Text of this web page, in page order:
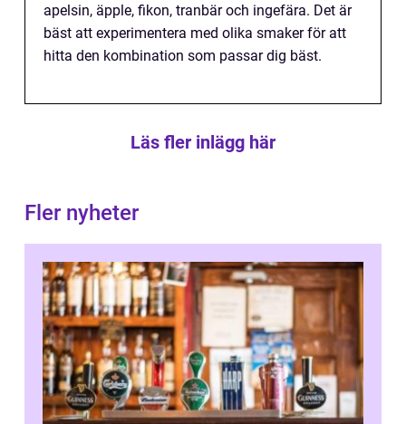
apelsin, äpple, fikon, tranbär och ingefära. Det är
bäst att experimentera med olika smaker för att
hitta den kombination som passar dig bäst.
Läs fler inlägg här
Fler nyheter